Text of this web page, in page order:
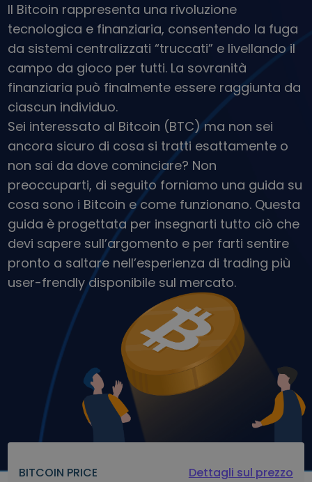
Acquisto ricorrente
Investimenti pianificati su base regolare (DCA)
Avvisi di prezzo
Aggiornamenti dei prezzi in tempo reale dei tuoi token preferiti
Scopri asset
Scopri opportunità di investimento
Analisi dei dati del portafoglio
Informazioni utili per performance ottimali
Il Bitcoin rappresenta una rivoluzione
tecnologica e finanziaria, consentendo la fuga
da sistemi centralizzati “truccati” e livellando il
campo da gioco per tutti. La sovranità
finanziaria può finalmente essere raggiunta da
ciascun individuo.
Sei interessato al Bitcoin (BTC) ma non sei
ancora sicuro di cosa si tratti esattamente o
non sai da dove cominciare? Non
preoccuparti, di seguito forniamo una guida su
cosa sono i Bitcoin e come funzionano. Questa
guida è progettata per insegnarti tutto ciò che
devi sapere sull’argomento e per farti sentire
pronto a saltare nell’esperienza di trading più
user-frendly disponibile sul mercato.
BITCOIN PRICE Dettagli sul prezzo